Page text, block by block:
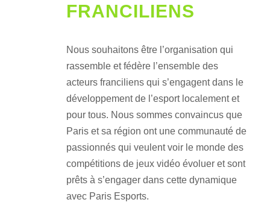
FRANCILIENS
Nous souhaitons être l’organisation qui
rassemble et fédère l’ensemble des
acteurs franciliens qui s’engagent dans le
développement de l’esport localement et
pour tous. Nous sommes convaincus que
Paris et sa région ont une communauté de
passionnés qui veulent voir le monde des
compétitions de jeux vidéo évoluer et sont
prêts à s’engager dans cette dynamique
avec Paris Esports.